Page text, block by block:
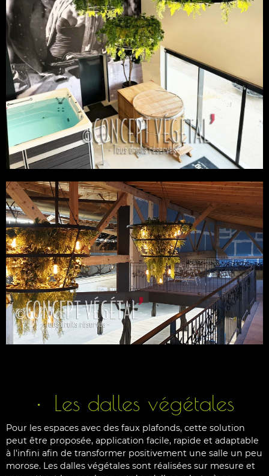
Les dalles végétales
Pour les espaces avec des faux plafonds, cette solution
peut être proposée, application facile, rapide et adaptable
à l'infini afin de transformer positivement une salle un peu
morose. Les dalles végétales sont réalisées sur mesure et